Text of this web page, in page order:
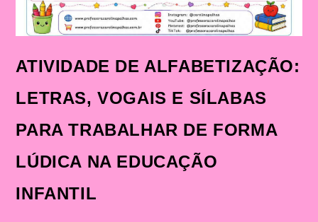
ATIVIDADE DE ALFABETIZAÇÃO:
LETRAS, VOGAIS E SÍLABAS
PARA TRABALHAR DE FORMA
LÚDICA NA EDUCAÇÃO
INFANTIL